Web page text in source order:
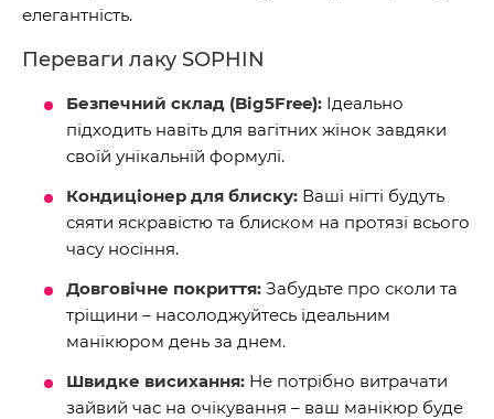
елегантність.
Переваги лаку SOPHIN
Безпечний склад (Big5Free): Ідеально
підходить навіть для вагітних жінок завдяки
своїй унікальній формулі.
Кондиціонер для блиску: Ваші нігті будуть
сяяти яскравістю та блиском на протязі всього
часу носіння.
Довговічне покриття: Забудьте про сколи та
тріщини – насолоджуйтесь ідеальним
манікюром день за днем.
Швидке висихання: Не потрібно витрачати
зайвий час на очікування – ваш манікюр буде